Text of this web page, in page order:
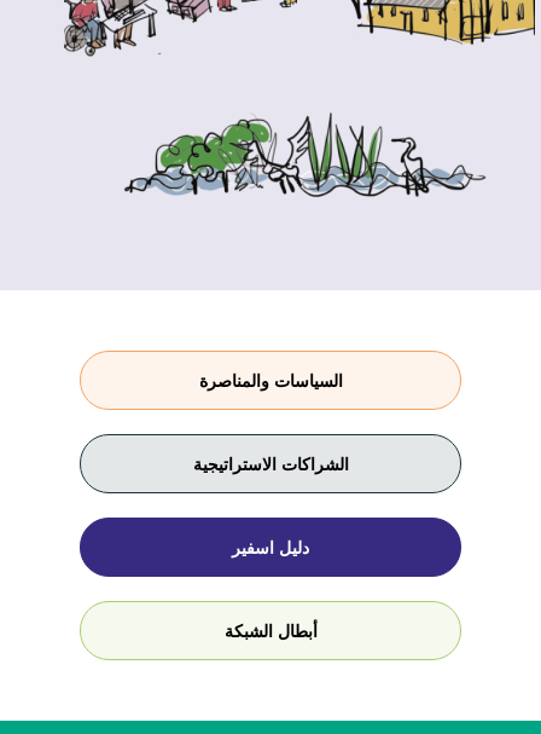
السياسات والمناصرة
الشراكات الاستراتيجية
دليل اسفير
أبطال الشبكة